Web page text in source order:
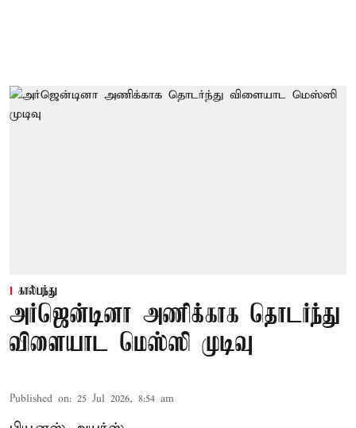
கால்பந்து
அர்ஜென்டினா அணிக்காக தொடர்ந்து
விளையாட மெஸ்ஸி முடிவு
Published on: 25 Jul 2026, 8:54 am